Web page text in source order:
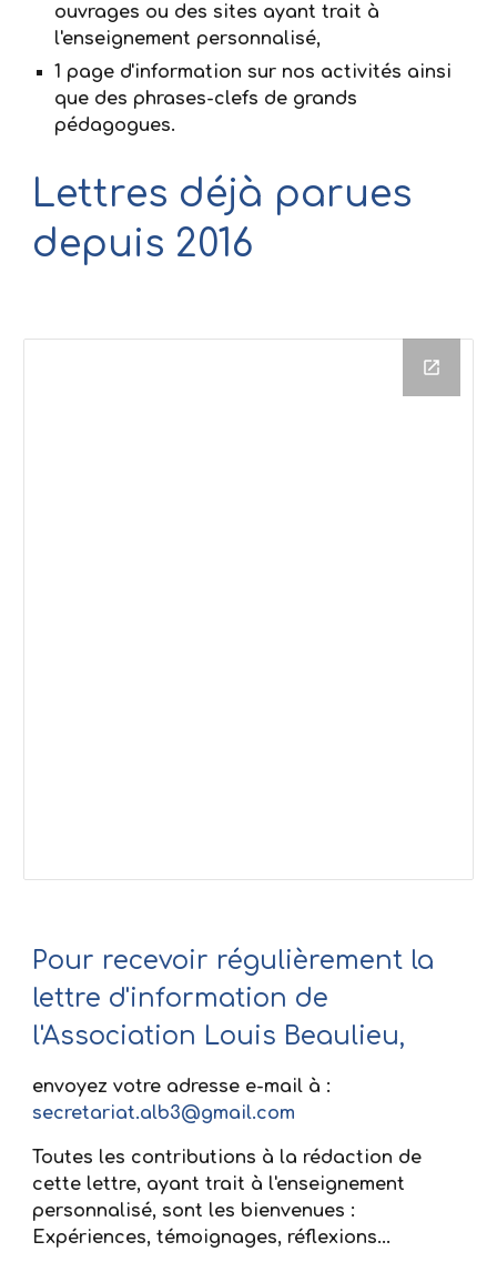
ouvrages ou des sites ayant trait à
l'enseignement personnalisé,
1 page d'information sur nos activités ainsi
que des phrases-clefs de grands
pédagogues.
Lettres déjà parues
depuis 2016
Pour recevoir régulièrement la
lettre d'information de
l'Association Louis Beaulieu,
secretariat.alb3@gmail.com
Toutes les contributions à la rédaction de
cette lettre, ayant trait à l'enseignement
personnalisé, sont les bienvenues :
Expériences, témoignages, réflexions...